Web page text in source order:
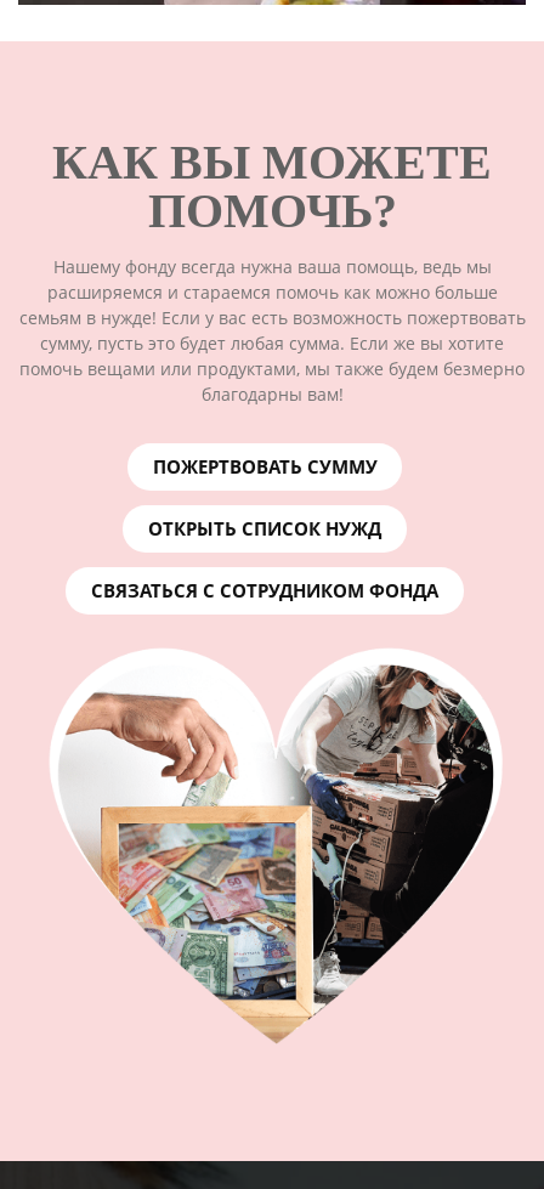
КАК ВЫ МОЖЕТЕ
ПОМОЧЬ?
Нашему фонду всегда нужна ваша помощь, ведь мы
расширяемся и стараемся помочь как можно больше
семьям в нужде! Если у вас есть возможность пожертвовать
сумму, пусть это будет любая сумма. Если же вы хотите
помочь вещами или продуктами, мы также будем безмерно
благодарны вам!
ПОЖЕРТВОВАТЬ СУММУ
ОТКРЫТЬ СПИСОК НУЖД
СВЯЗАТЬСЯ С СОТРУДНИКОМ ФОНДА